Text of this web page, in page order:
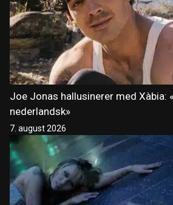
Joe Jonas hallusinerer med Xàbia:
nederlandsk»
7. august 2026